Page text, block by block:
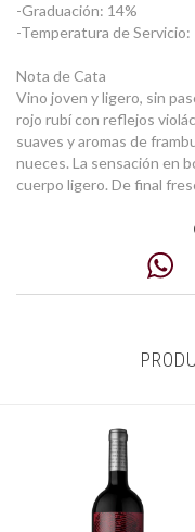
-Graduación: 14%
-Temperatura de Servicio:
Nota de Cata
Vino joven y ligero, sin
rojo rubí con reflejos
suaves y aromas de
nueces. La sensación en
cuerpo ligero. De final